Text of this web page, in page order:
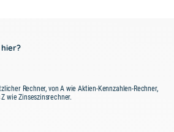
Rechner, von A wie Aktien-Kennzahlen-Rechner,
wie Zinseszinsrechner.